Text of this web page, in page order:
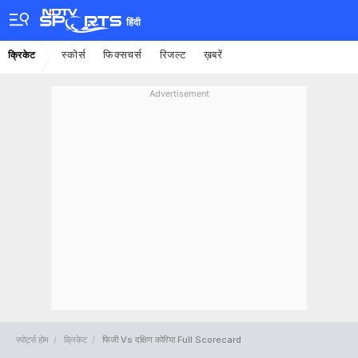
हिंदी
क्रिकेट स्कोर्स फिक्सचर्स रिजल्ट ख़बरें
Advertisement
स्पोर्ट्स होम क्रिकेट फिजी Vs दक्षिण कोरिया Full Scorecard